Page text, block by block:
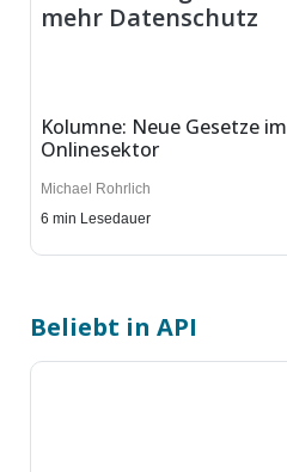
mehr Datenschutz
Kolumne: Neue Gesetze im
Onlinesektor
Michael Rohrlich
6 min Lesedauer
Beliebt in API